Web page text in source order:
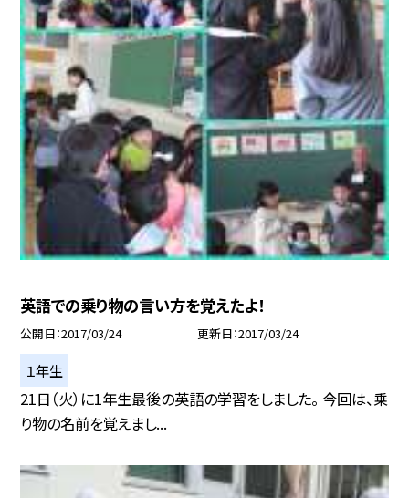
英語での乗り物の言い方を覚えたよ！
公開日 2017/03/24 更新日 2017/03/24
１年生
21日（火）に1年生最後の英語の学習をしました。 今回は、乗
り物の名前を覚えまし...